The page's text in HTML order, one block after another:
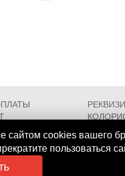
сайтом cookies вашего
пользоваться